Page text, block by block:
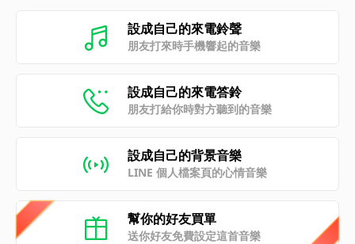
設成自己的來電鈴聲
朋友打來時手機響起的音樂
設成自己的來電答鈴
朋友打給你時對方聽到的音樂
設成自己的背景音樂
LINE 個人檔案頁的心情音樂
幫你的好友買單
送你好友免費設定這首音樂